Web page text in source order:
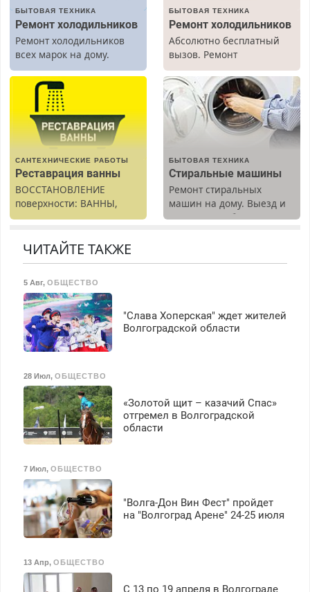
БЫТОВАЯ ТЕХНИКА
Ремонт холодильников
Ремонт холодильников
всех марок на дому.
БЫТОВАЯ ТЕХНИКА
Ремонт холодильников
Абсолютно бесплатный
вызов. Ремонт
холодильников всех
марок на дому, с
гарантией. Все р-ны.
Срочно. Без выходных.
Пенсионерам – скидки до
40%. Мастер со стажем.
САНТЕХНИЧЕСКИЕ РАБОТЫ
Реставрация ванны
ВОССТАНОВЛЕНИЕ
поверхности: ВАННЫ,
раковины, подоконника.
реставрации. 100%
БЫТОВАЯ ТЕХНИКА
Стиральные машины
Ремонт стиральных
машин на дому. Выезд и
диагностика бесплатно.
ЧИТАЙТЕ ТАКЖЕ
5 Авг, ОБЩЕСТВО
"Слава Хоперская" ждет жителей
Волгоградской области
28 Июл, ОБЩЕСТВО
«Золотой щит – казачий Спас»
отгремел в Волгоградской
области
7 Июл, ОБЩЕСТВО
"Волга-Дон Вин Фест" пройдет
на "Волгоград Арене" 24-25 июля
13 Апр, ОБЩЕСТВО
С 13 по 19 апреля в Волгограде